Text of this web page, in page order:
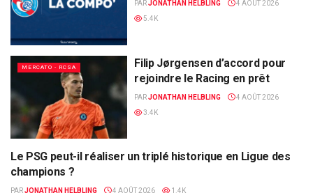
PARJONATHAN HELBLING
4 AOÛT 2026
5.4K
MERCATO - RCSA
Filip Jørgensen d’accord pour
rejoindre le Racing en prêt
PARJONATHAN HELBLING
4 AOÛT 2026
3.4K
ALSA'SPORTS
Le PSG peut-il réaliser un triplé historique en Ligue des
champions ?
PARJONATHAN HELBLING 4 AOÛT 2026 1.4K